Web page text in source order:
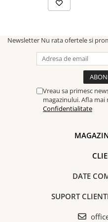
Newsletter Nu rata ofertele si
Vreau sa primesc
magazinului. Afla mai
Confidentialitate
DATE
SUPORT